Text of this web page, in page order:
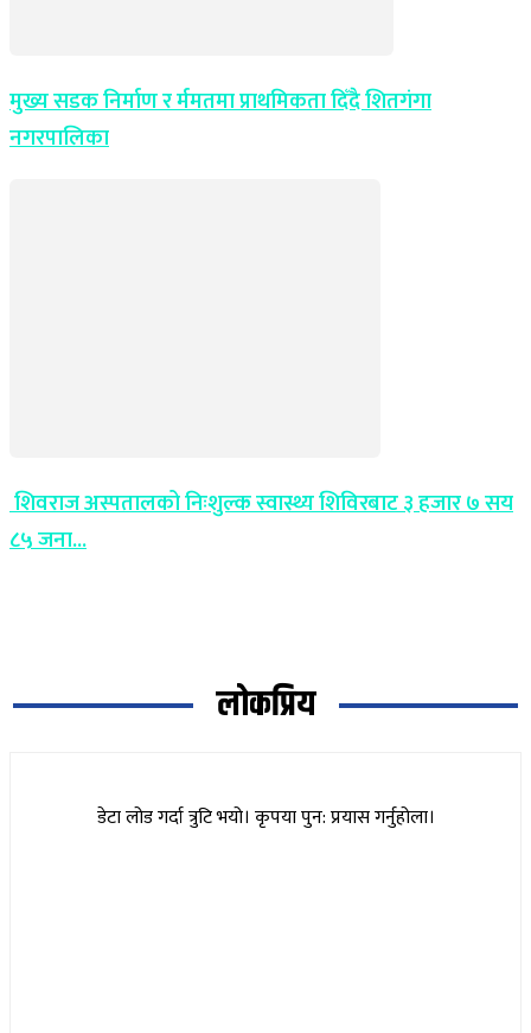
मुख्य सडक निर्माण र र्ममतमा प्राथमिकता दिँदै शितगंगा
नगरपालिका
शिवराज अस्पतालको निःशुल्क स्वास्थ्य शिविरबाट ३ हजार ७ सय
८५ जना...
लोकप्रिय
डेटा लोड गर्दा त्रुटि भयो। कृपया पुन: प्रयास गर्नुहोला।